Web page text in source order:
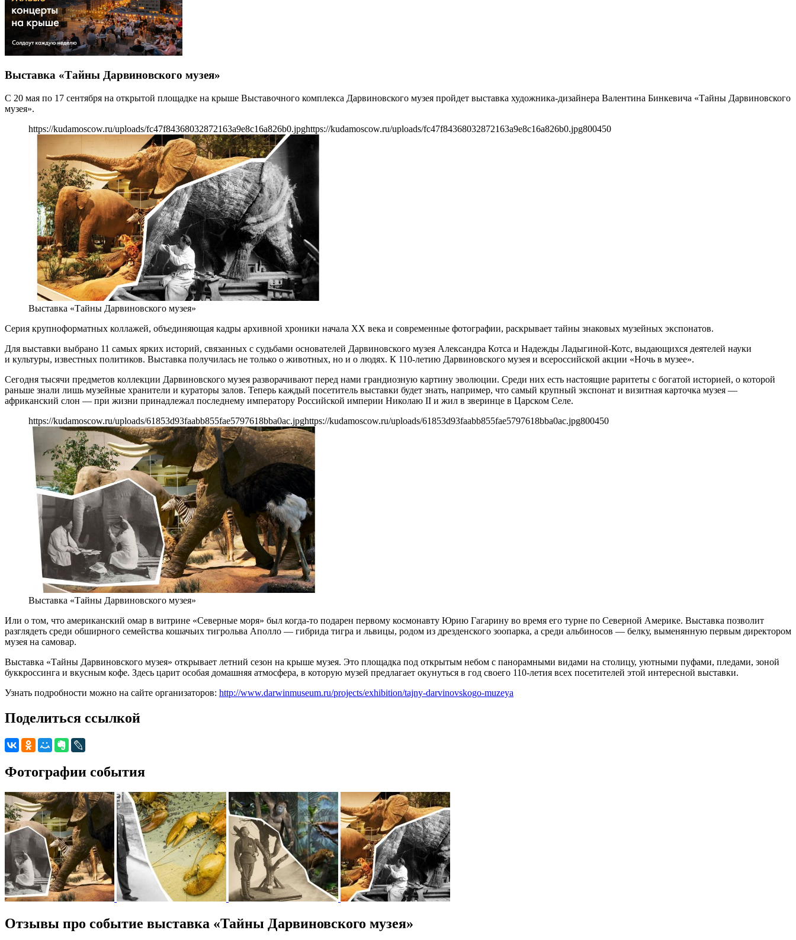
Выставка «Тайны Дарвиновского музея»
С 20 мая по 17 сентября на открытой площадке на крыше Выставочного комплекса Дарвиновского музея пройдет выставка художника-дизайнера Валентина Бинкевича «Тайны Дарвиновского
музея».
https://kudamoscow.ru/uploads/fc47f84368032872163a9e8c16a826b0.jpghttps://kudamoscow.ru/uploads/fc47f84368032872163a9e8c16a826b0.jpg800450
Выставка «Тайны Дарвиновского музея»
Серия крупноформатных коллажей, объединяющая кадры архивной хроники начала XX века и современные фотографии, раскрывает тайны знаковых музейных экспонатов.
Для выставки выбрано 11 самых ярких историй, связанных с судьбами основателей Дарвиновского музея Александра Котса и Надежды Ладыгиной-Котс, выдающихся деятелей науки
и культуры, известных политиков. Выставка получилась не только о животных, но и о людях. К 110-летию Дарвиновского музея и всероссийской акции «Ночь в музее».
Сегодня тысячи предметов коллекции Дарвиновского музея разворачивают перед нами грандиозную картину эволюции. Среди них есть настоящие раритеты с богатой историей, о которой
раньше знали лишь музейные хранители и кураторы залов. Теперь каждый посетитель выставки будет знать, например, что самый крупный экспонат и визитная карточка музея —
африканский слон — при жизни принадлежал последнему императору Российской империи Николаю II и жил в зверинце в Царском Селе.
https://kudamoscow.ru/uploads/61853d93faabb855fae5797618bba0ac.jpghttps://kudamoscow.ru/uploads/61853d93faabb855fae5797618bba0ac.jpg800450
Выставка «Тайны Дарвиновского музея»
Или о том, что американский омар в витрине «Северные моря» был когда-то подарен первому космонавту Юрию Гагарину во время его турне по Северной Америке. Выставка позволит
разглядеть среди обширного семейства кошачьих тигрольва Аполло — гибрида тигра и львицы, родом из дрезденского зоопарка, а среди альбиносов — белку, выменянную первым директором
музея на самовар.
Выставка «Тайны Дарвиновского музея» открывает летний сезон на крыше музея. Это площадка под открытым небом с панорамными видами на столицу, уютными пуфами, пледами, зоной
буккроссинга и вкусным кофе. Здесь царит особая домашняя атмосфера, в которую музей предлагает окунуться в год своего 110-летия всех посетителей этой интересной выставки.
Узнать подробности можно на сайте организаторов: http://www.darwinmuseum.ru/projects/exhibition/tajny-darvinovskogo-muzeya
Поделиться ссылкой
Фотографии события
Отзывы про событие выставка «Тайны Дарвиновского музея»